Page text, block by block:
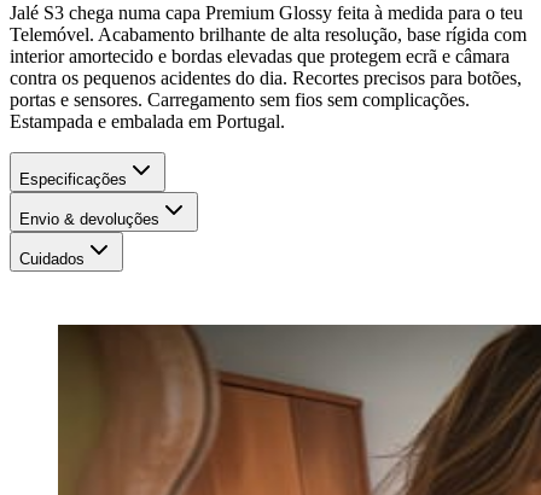
Jalé S3 chega numa capa Premium Glossy feita à medida para o teu
Telemóvel. Acabamento brilhante de alta resolução, base rígida com
interior amortecido e bordas elevadas que protegem ecrã e câmara
contra os pequenos acidentes do dia. Recortes precisos para botões,
portas e sensores. Carregamento sem fios sem complicações.
Estampada e embalada em Portugal.
Especificações
Envio & devoluções
Cuidados